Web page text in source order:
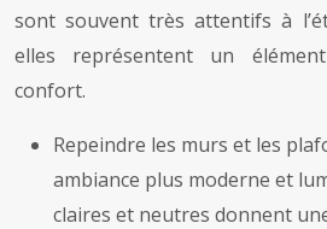
sont souvent très attentifs à
elles représentent un
confort.
Repeindre les murs et les
ambiance plus moderne et
claires et neutres donnent